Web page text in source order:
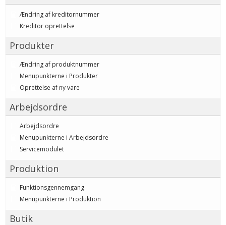
Ændring af kreditornummer
Kreditor oprettelse
Produkter
Ændring af produktnummer
Menupunkterne i Produkter
Oprettelse af ny vare
Arbejdsordre
Arbejdsordre
Menupunkterne i Arbejdsordre
Servicemodulet
Produktion
Funktionsgennemgang
Menupunkterne i Produktion
Butik